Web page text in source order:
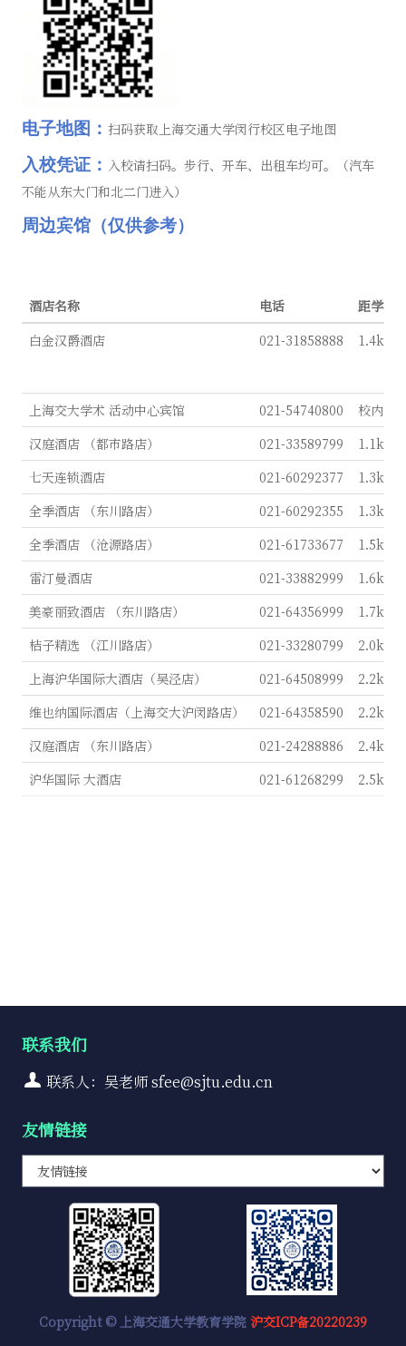
电子地图： 扫码获取上海交通大学闵行校区电子地图
入校凭证： 入校请扫码。步行、开车、出租车均可。（汽车
不能从东大门和北二门进入）
周边宾馆（仅供参考）
酒店名称 电话
距学校
白金汉爵酒店
021-31858888 1.4km
上海交大学术 活动中心宾馆 021-54740800
校内
汉庭酒店 （都市路店）
021-33589799
1.1km
七天连锁酒店
021-60292377
1.3km
全季酒店 （东川路店）
021-60292355
1.3km
全季酒店 （沧源路店）
021-61733677
1.5km
雷汀曼酒店
021-33882999
1.6km
美豪丽致酒店 （东川路店）
021-64356999
1.7km
桔子精选 （江川路店）
021-33280799
2.0km
上海沪华国际大酒店（吴泾店）
021-64508999
2.2km
维也纳国际酒店（上海交大沪闵路店）
021-64358590
2.2km
汉庭酒店 （东川路店）
021-24288886
2.4km
沪华国际 大酒店
021-61268299 2.5km
联系我们
联系人：吴老师 sfee@sjtu.edu.cn
友情链接
Copyright © 上海交通大学教育学院 沪交ICP备20220239